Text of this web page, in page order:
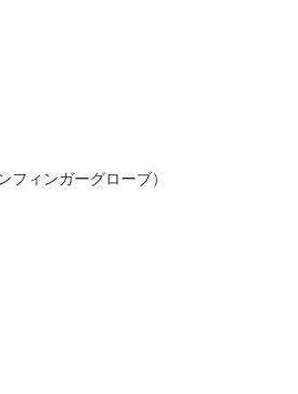
フィンガーグローブ）